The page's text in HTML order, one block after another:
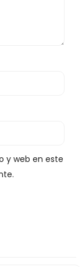
y web en este